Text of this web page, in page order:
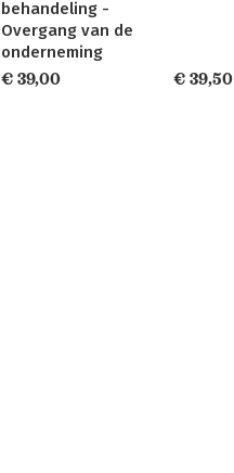
behandeling -
Overgang van de
onderneming
€ 39,00
€ 39,50